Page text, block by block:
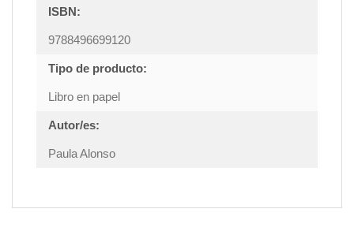
ISBN:
9788496699120
Tipo de producto:
Libro en papel
Autor/es:
Paula Alonso